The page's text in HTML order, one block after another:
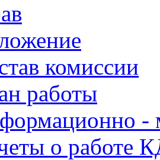
комиссии
работы
-
о работе